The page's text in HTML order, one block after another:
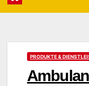
PRODUKTE &